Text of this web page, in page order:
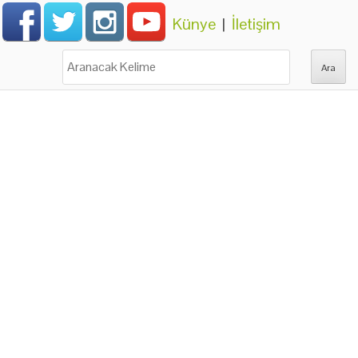
Künye | İletişim